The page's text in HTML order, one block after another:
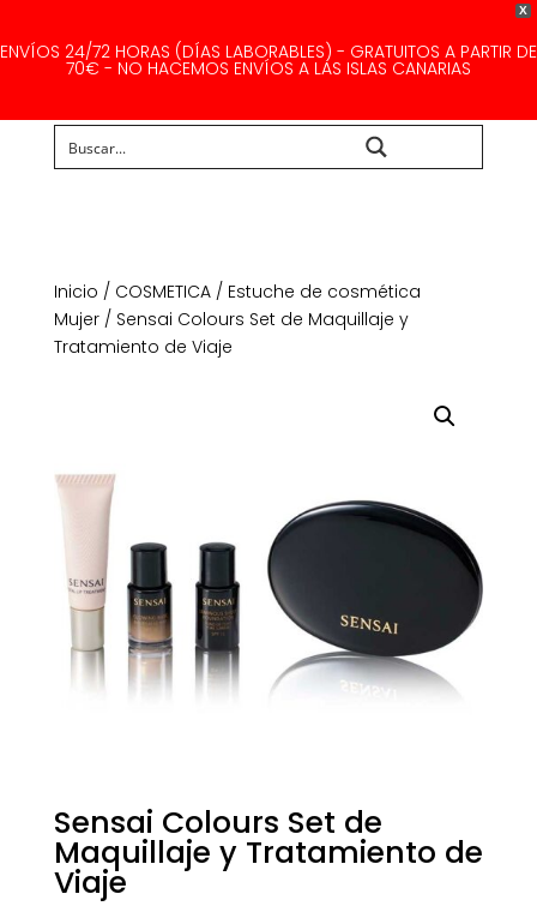
X
ENVÍOS 24/72 HORAS (DÍAS LABORABLES) - GRATUITOS A PARTIR DE
70€ - NO HACEMOS ENVÍOS A LAS ISLAS CANARIAS
Inicio / COSMETICA/ Estuche de cosmética
Mujer/ Sensai Colours Set de Maquillaje y
Tratamiento de Viaje
Sensai Colours Set de
Maquillaje y Tratamiento de
Viaje